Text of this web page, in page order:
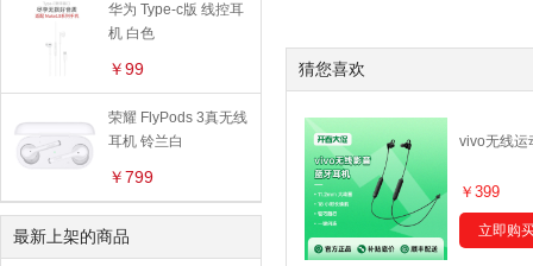
华为 Type-c版 线控耳
机 白色
￥99
荣耀 FlyPods 3真无线
耳机 铃兰白
￥799
最新上架的商品
猜您喜欢
vivo无线运
￥399
立即购